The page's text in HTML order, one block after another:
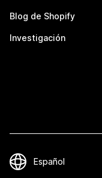
Blog de Shopify
Investigación